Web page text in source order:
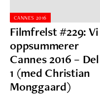
CANNES 2016
Filmfrelst #229: Vi
oppsummerer
Cannes 2016 – Del
1 (med Christian
Monggaard)